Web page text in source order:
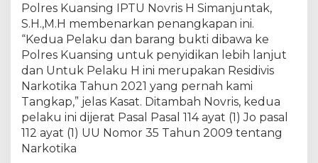
o
l
r
e
s
K
u
a
n
Polres Kuansing IPTU Novris H Simanjuntak,
S.H.,M.H membenarkan penangkapan ini.
“Kedua Pelaku dan barang bukti dibawa ke
Polres Kuansing untuk penyidikan lebih lanjut
dan Untuk Pelaku H ini merupakan Residivis
Narkotika Tahun 2021 yang pernah kami
Tangkap,” jelas Kasat. Ditambah Novris, kedua
pelaku ini dijerat Pasal Pasal 114 ayat (1) Jo pasal
112 ayat (1) UU Nomor 35 Tahun 2009 tentang
Narkotika